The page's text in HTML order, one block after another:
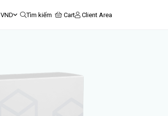
VND Tìm kiếm Cart Client Area